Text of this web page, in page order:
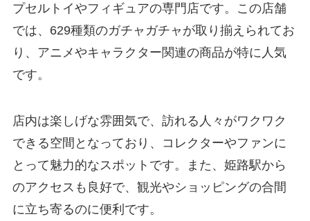
プセルトイやフィギュアの専門店です。この店舗
では、629種類のガチャガチャが取り揃えられてお
り、アニメやキャラクター関連の商品が特に人気
です。
店内は楽しげな雰囲気で、訪れる人々がワクワク
できる空間となっており、コレクターやファンに
とって魅力的なスポットです。また、姫路駅から
のアクセスも良好で、観光やショッピングの合間
に立ち寄るのに便利です。